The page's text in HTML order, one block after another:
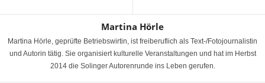
Martina Hörle
Martina Hörle, geprüfte Betriebswirtin, ist freiberuflich als Text-/Fotojournalistin
und Autorin tätig. Sie organisiert kulturelle Veranstaltungen und hat im Herbst
2014 die Solinger Autorenrunde ins Leben gerufen.